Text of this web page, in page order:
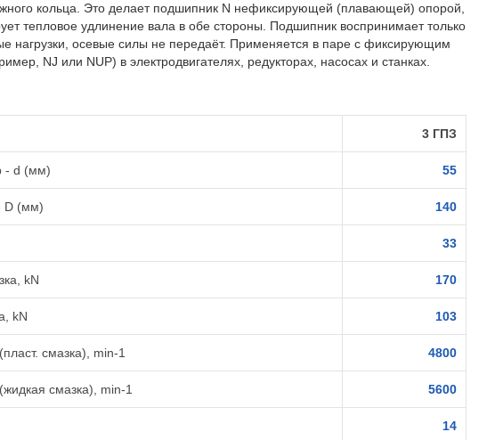
кольца. Это делает подшипник N нефиксирующей (плавающей) опорой,
тепловое удлинение вала в обе стороны. Подшипник воспринимает только
нагрузки, осевые силы не передаёт. Применяется в паре с фиксирующим
NJ или NUP) в электродвигателях, редукторах, насосах и станках.
3 ГПЗ
- d (мм) 55
D (мм) 140
33
kN 170
kN 103
смазка), min-1 4800
смазка), min-1 5600
14